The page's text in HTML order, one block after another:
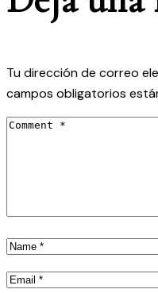
Tu dirección de correo
campos obligatorios